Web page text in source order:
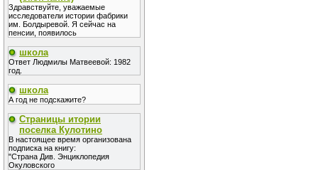
Здравствуйте, уважаемые
исследователи истории фабрики
им. Болдыревой. Я сейчас на
пенсии, появилось
школа
Ответ Людмилы Матвеевой: 1982
год.
школа
А год не подскажите?
Страницы итории
поселка Кулотино
В настоящее время организована
подписка на книгу:
"Страна Див. Энциклопедия
Окуловского